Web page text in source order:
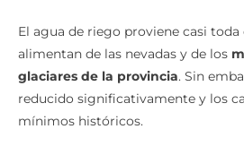
El agua de riego proviene casi toda
alimentan de las nevadas y de los
glaciares de la provincia. Sin
reducido significativamente y los
mínimos históricos.